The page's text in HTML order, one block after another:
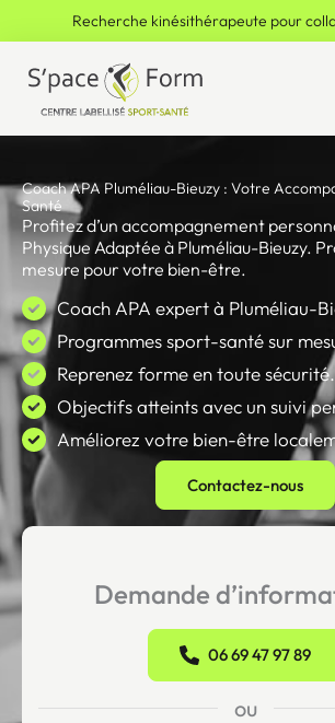
au
contenu
Recherche kinésithérapeute pour
Coach APA Pluméliau-Bieuzy : Votre
Santé
Profitez d’un accompagnement
Physique Adaptée à Pluméliau-Bieuzy.
mesure pour votre bien-être.
Coach APA expert à Pluméliau-
Programmes sport-santé sur
Reprenez forme en toute sécurité.
Objectifs atteints avec un suivi
Améliorez votre bien-être
Contactez-nous
Demande
06 69 47 97 89
ou